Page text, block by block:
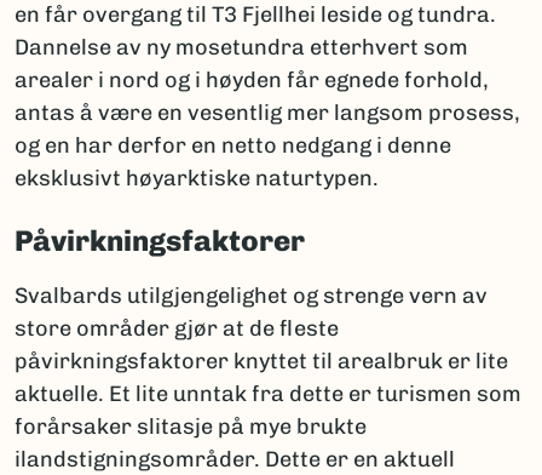
en får overgang til T3 Fjellhei leside og tundra.
Dannelse av ny mosetundra etterhvert som
arealer i nord og i høyden får egnede forhold,
antas å være en vesentlig mer langsom prosess,
og en har derfor en netto nedgang i denne
eksklusivt høyarktiske naturtypen.
Påvirkningsfaktorer
Svalbards utilgjengelighet og strenge vern av
store områder gjør at de fleste
påvirkningsfaktorer knyttet til arealbruk er lite
aktuelle. Et lite unntak fra dette er turismen som
forårsaker slitasje på mye brukte
ilandstigningsområder. Dette er en aktuell